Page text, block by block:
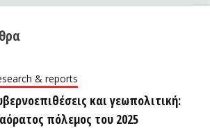
& reports
και γεωπολιτική:
πόλεμος του 2025